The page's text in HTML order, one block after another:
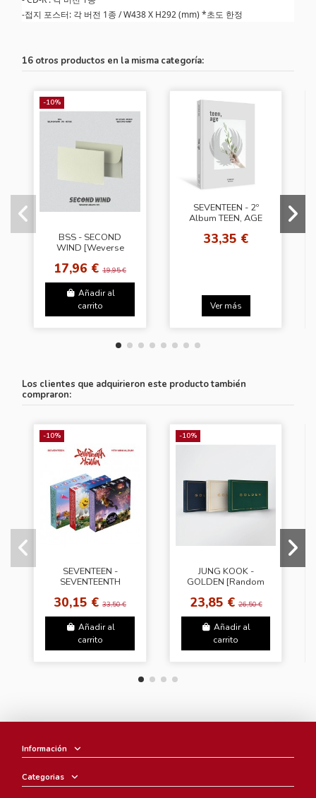
-접지 포스터: 각 버전 1종 / W438 X H292 (mm) *초도 한정
16 otros productos en la misma categoría:
-10%
BSS - SECOND
WIND [Weverse
17,96 €19,95 €
Añadir al
carrito
SEVENTEEN - 2º
Album TEEN, AGE
33,35 €
Ver más
Los clientes que adquirieron este producto también
compraron:
-10%
SEVENTEEN -
SEVENTEENTH
Ver.]
30,15 €33,50 €
Añadir al
carrito
-10%
JUNG KOOK -
GOLDEN [Random
23,85 €26,50 €
Añadir al
carrito
Información
Categorias